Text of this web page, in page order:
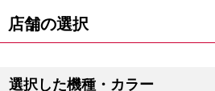
店舗の選択
選択した機種・カラー